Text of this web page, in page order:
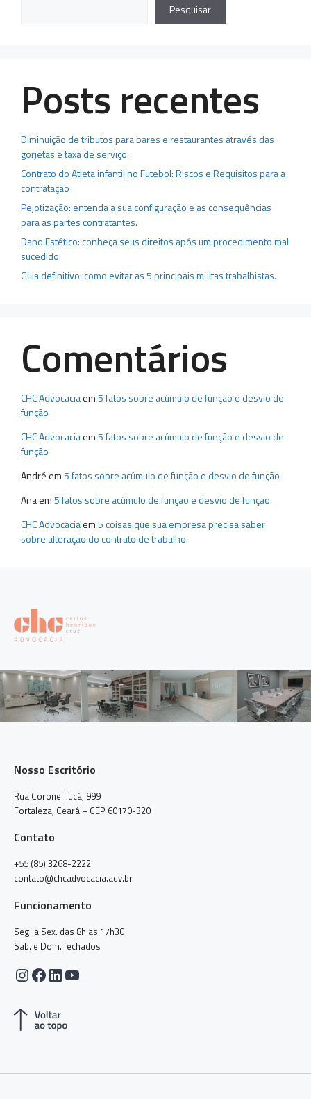
Pesquisar
Posts recentes
Diminuição de tributos para bares e restaurantes através das
gorjetas e taxa de serviço.
Contrato do Atleta infantil no Futebol: Riscos e Requisitos para a
contratação
Pejotização: entenda a sua configuração e as consequências
para as partes contratantes.
Dano Estético: conheça seus direitos após um procedimento mal
sucedido.
Guia definitivo: como evitar as 5 principais multas trabalhistas.
Comentários
CHC Advocaciaem5 fatos sobre acúmulo de função e desvio de
função
CHC Advocaciaem5 fatos sobre acúmulo de função e desvio de
função
André em5 fatos sobre acúmulo de função e desvio de função
Anaem5 fatos sobre acúmulo de função e desvio de função
CHC Advocaciaem5 coisas que sua empresa precisa saber
sobre alteração do contrato de trabalho
Nosso Escritório
Rua Coronel Jucá, 999
Fortaleza, Ceará – CEP 60170-320
Contato
+55 (85) 3268-2222
contato@chcadvocacia.adv.br
Funcionamento
Seg. a Sex. das 8h as 17h30
Sab. e Dom. fechados
Instagram
Facebook
LinkedIn
Youtube